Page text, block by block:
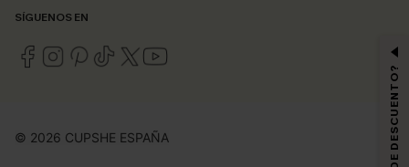
SÍGUENOS EN
© 2026 CUPSHE ESPAÑA